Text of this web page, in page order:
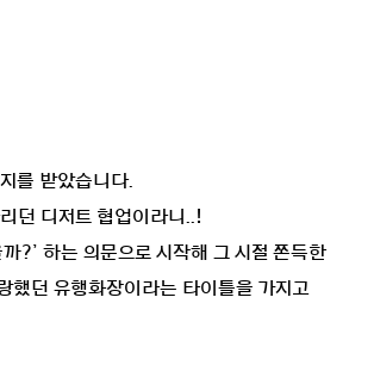
를 받았습니다.
던 디저트 협업이라니..!
?’ 하는 의문으로 시작해 그 시절 쫀득한
했던 유행화장이라는 타이틀을 가지고